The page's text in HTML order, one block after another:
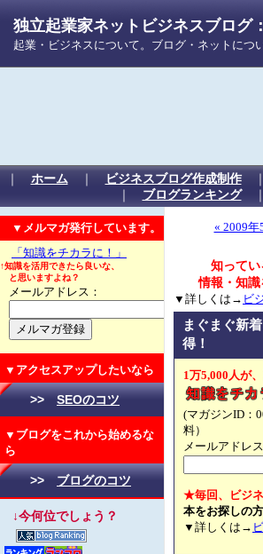
独立起業家ネットビジネスブログ
起業・ビジネスについて。ブログ・ネットにつ
｜ ホーム ｜ ビジネスブログ作成制作
｜ ブログランキング
▼メルマガ発行しています。
「知識をチカラに！」
↑知識を活用できたら良いな、
と思いますよね？
メールアドレス：
▼アクセスアップしたいなら
>> SEOのコツ
▼ブログをこれから始めるな
ら
>> ブログのコツ
↓今何位でしょう？
« 2009年
知っている
情報・知識
▼詳しくは→ ビ
まぐまぐ新
得！
1万5,000人が
(マガジンID：
料）
メールアドレス
★毎回、ビジネ
本をお探しの
▼詳しくは→